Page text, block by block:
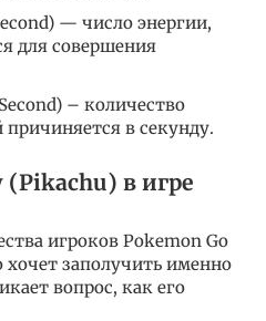
— число энергии,
для совершения
– количество
в секунду.
в игре
игроков Pokemon Go
хочет заполучить именно
вопрос, как его